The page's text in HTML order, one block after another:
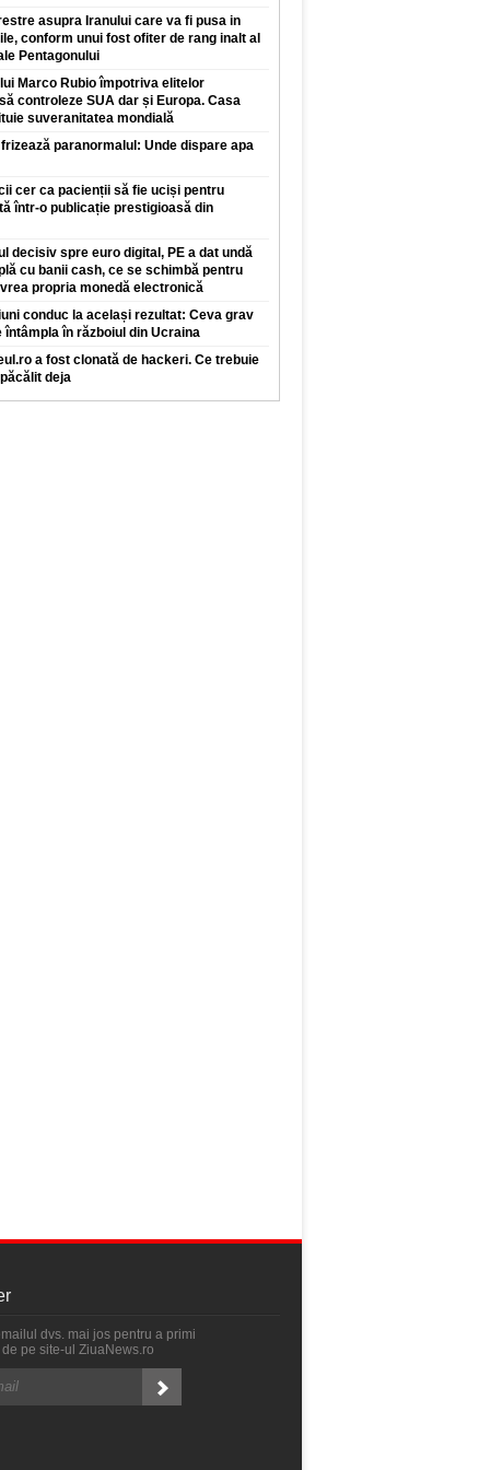
asupra Iranului care va fi pusa in
conform unui fost ofiter de rang inalt al
Pentagonului
Marco Rubio împotriva elitelor
controleze SUA dar și Europa. Casa
suveranitatea mondială
paranormalul: Unde dispare apa
cer ca pacienții să fie uciși pentru
într-o publicație prestigioasă din
decisiv spre euro digital, PE a dat undă
cu banii cash, ce se schimbă pentru
propria monedă electronică
conduc la același rezultat: Ceva grav
întâmpla în războiul din Ucraina
a fost clonată de hackeri. Ce trebuie
deja
dvs. mai jos pentru a primi
pe site-ul ZiuaNews.ro